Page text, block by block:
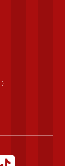
カウントアカウ